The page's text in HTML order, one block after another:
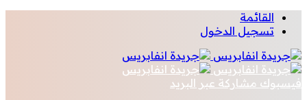
القائمة
تسجيل الدخول
فيسبوك مشاركة عبر البريد